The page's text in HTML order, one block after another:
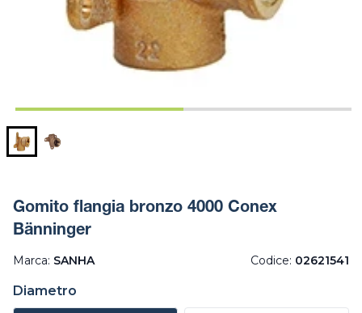
Gomito flangia bronzo 4000 Conex
Bänninger
Marca: SANHA Codice: 02621541
Diametro